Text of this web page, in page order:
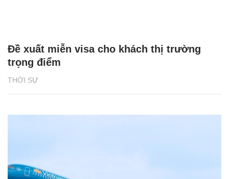
THỜI SỰ
Đề xuất miễn visa cho khách thị trường
trọng điểm